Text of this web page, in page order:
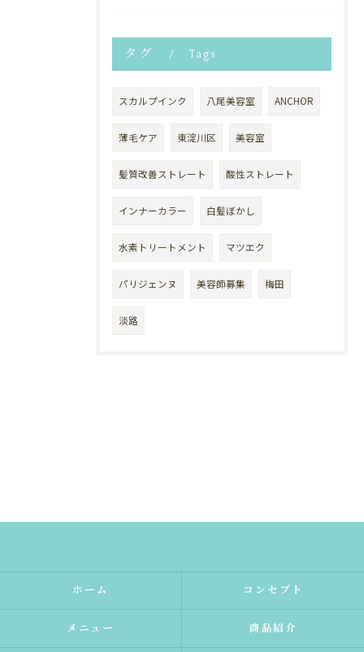
タグ Tags
スカルプインク 八尾美容室 ANCHOR
薄毛ケア 東淀川区 美容室
髪質改善ストレート 酸性ストレート
インナーカラー 白髪ぼかし
水素トリートメント マツエク
パリジェンヌ 美容師募集 梅田
淡路
ホーム コンセプト
メニュー 商品紹介